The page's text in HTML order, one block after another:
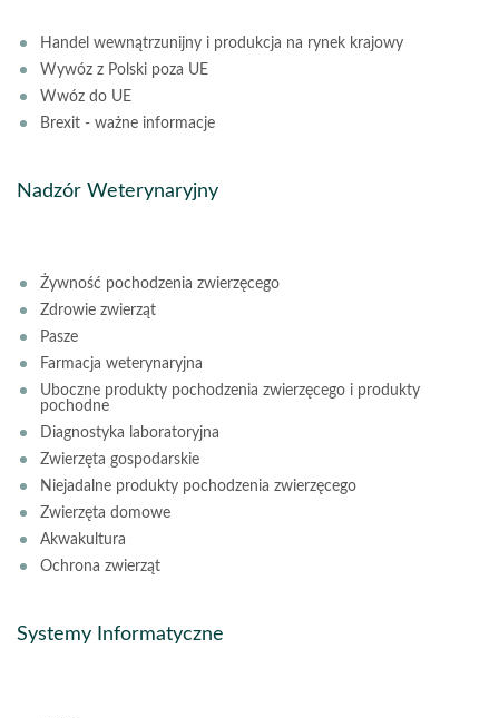
Handel wewnątrzunijny i produkcja na rynek krajowy
Wywóz z Polski poza UE
Wwóz do UE
Brexit - ważne informacje
Nadzór Weterynaryjny
Żywność pochodzenia zwierzęcego
Zdrowie zwierząt
Pasze
Farmacja weterynaryjna
Uboczne produkty pochodzenia zwierzęcego i produkty
pochodne
Diagnostyka laboratoryjna
Zwierzęta gospodarskie
Niejadalne produkty pochodzenia zwierzęcego
Zwierzęta domowe
Akwakultura
Ochrona zwierząt
Systemy Informatyczne